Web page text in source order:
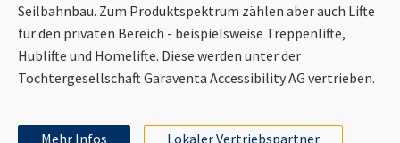
Seilbahnbau. Zum Produktspektrum zählen aber auch Lifte
für den privaten Bereich - beispielsweise Treppenlifte,
Hublifte und Homelifte. Diese werden unter der
Tochtergesellschaft Garaventa Accessibility AG vertrieben.
Mehr Infos Lokaler Vertriebspartner